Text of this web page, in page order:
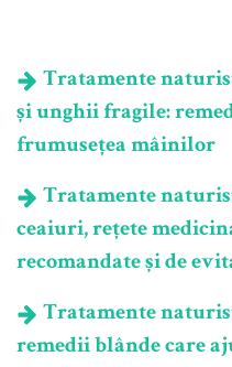
Tratamente
și unghii fragile:
frumusețea mâinilor
Tratamente
ceaiuri, rețete
recomandate și de
Tratamente
remedii blânde care